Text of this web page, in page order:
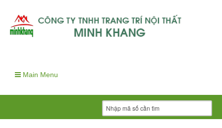
Main Menu